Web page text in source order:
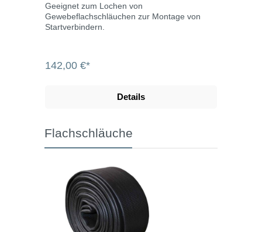
Geeignet zum Lochen von
Gewebeflachschläuchen zur Montage von
Startverbindern.
142,00 €*
Details
Flachschläuche